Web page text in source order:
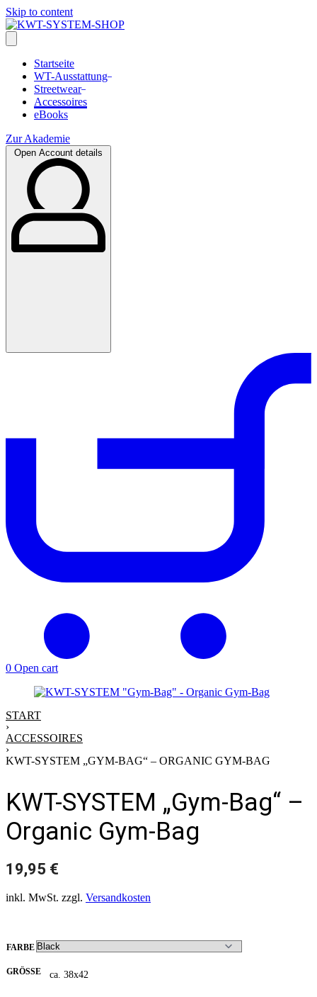
Skip to content
Startseite
WT-Ausstattung
Streetwear
Accessoires
eBooks
Zur Akademie
Open Account details
0 Open cart
START
›
ACCESSOIRES
›
KWT-SYSTEM „GYM-BAG“ – ORGANIC GYM-BAG
KWT-SYSTEM „Gym-Bag“ –
Organic Gym-Bag
19,95 €
inkl. MwSt. zzgl. Versandkosten
FARBE
GRÖSSE ca. 38x42